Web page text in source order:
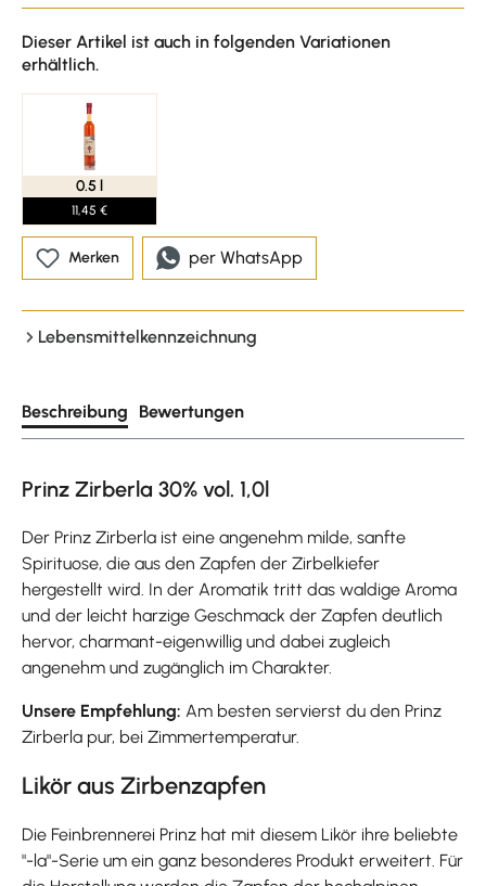
Dieser Artikel ist auch in folgenden Variationen
erhältlich.
0.5 l
11,45 €
Merken per WhatsApp
Lebensmittelkennzeichnung
Beschreibung Bewertungen
Prinz Zirberla 30% vol. 1,0l
Der Prinz Zirberla ist eine angenehm milde, sanfte
Spirituose, die aus den Zapfen der Zirbelkiefer
hergestellt wird. In der Aromatik tritt das waldige Aroma
und der leicht harzige Geschmack der Zapfen deutlich
hervor, charmant-eigenwillig und dabei zugleich
angenehm und zugänglich im Charakter.
Unsere Empfehlung: Am besten servierst du den Prinz
Zirberla pur, bei Zimmertemperatur.
Likör aus Zirbenzapfen
Die Feinbrennerei Prinz hat mit diesem Likör ihre beliebte
"-la"-Serie um ein ganz besonderes Produkt erweitert. Für